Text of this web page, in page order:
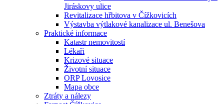
Jiráskovy ulice
Revitalizace hřbitova v Čížkovicích
Výstavba výtlakové kanalizace ul. Benešova
Praktické informace
Katastr nemovitostí
Lékaři
Krizové situace
Životní situace
ORP Lovosice
Mapa obce
Ztráty a nálezy